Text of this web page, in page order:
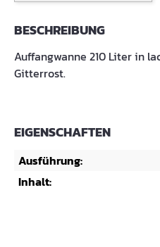
BESCHREIBUNG
Auffangwanne 210 Liter in
Gitterrost.
EIGENSCHAFTEN
Ausführung:
Inhalt: